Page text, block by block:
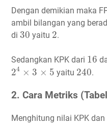
Dengan demikian maka
ambil bilangan yang
di 30
30 yaitu 2
2.
Sedangkan KPK dari 16
16
24 × 3 × 5
24×3×5
yaitu 240
240.
2. Cara Metriks
Menghitung nilai KPK